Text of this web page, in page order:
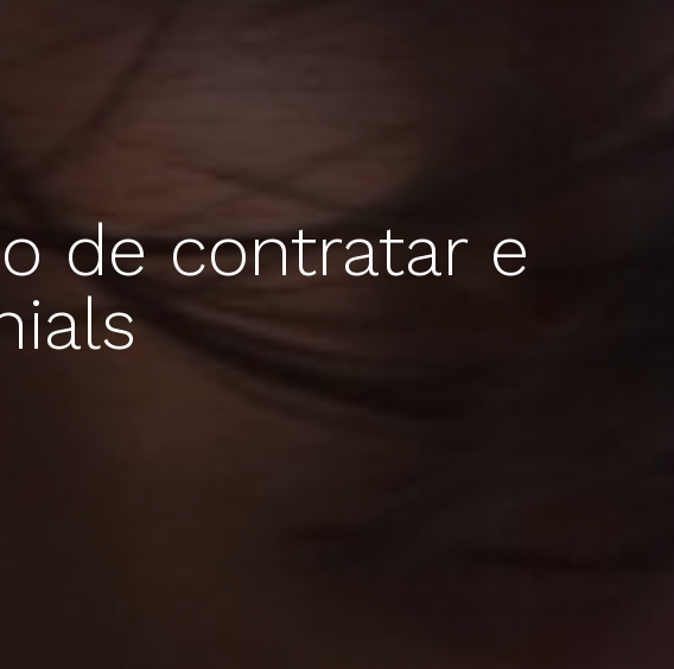
de contratar e